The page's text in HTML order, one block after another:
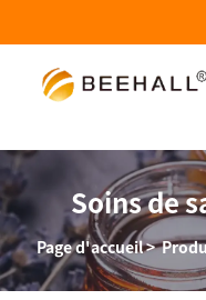
Soins de
Page d'accueil>